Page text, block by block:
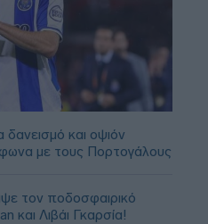
και οψιόν
με τους Πορτογάλους
τον ποδοσφαιρικό
και Λιβάι Γκαρσία!